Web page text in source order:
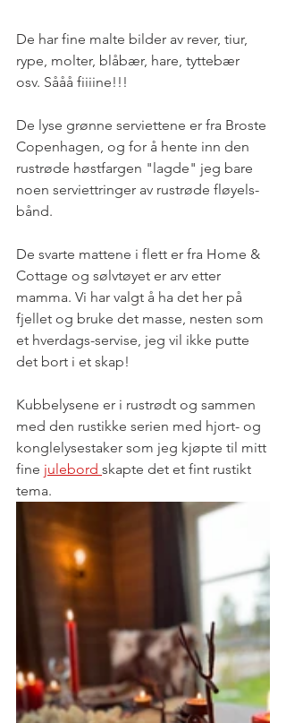
De har fine malte bilder av rever, tiur,
rype, molter, blåbær, hare, tyttebær
osv. Sååå fiiiine!!!
De lyse grønne serviettene er fra Broste
Copenhagen, og for å hente inn den
rustrøde høstfargen "lagde" jeg bare
noen serviettringer av rustrøde fløyels-
bånd.
De svarte mattene i flett er fra Home &
Cottage og sølvtøyet er arv etter
mamma. Vi har valgt å ha det her på
fjellet og bruke det masse, nesten som
et hverdags-servise, jeg vil ikke putte
det bort i et skap!
Kubbelysene er i rustrødt og sammen
med den rustikke serien med hjort- og
konglelysestaker som jeg kjøpte til mitt
fine julebord skapte det et fint rustikt
tema.